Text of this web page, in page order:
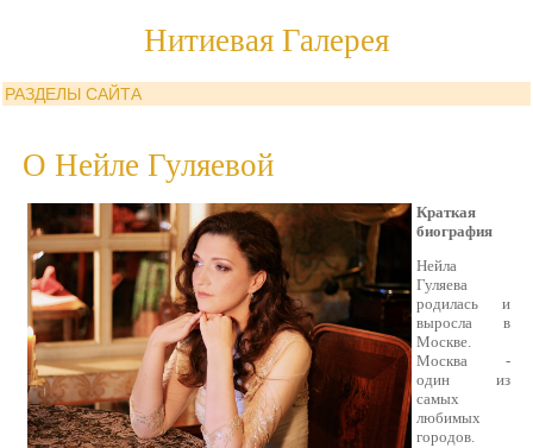
Нитиевая Галерея
РАЗДЕЛЫ САЙТА
О Нейле Гуляевой
Краткая
биография
Нейла
Гуляева
родилась и
выросла в
Москве.
Москва -
один из
самых
любимых
городов.